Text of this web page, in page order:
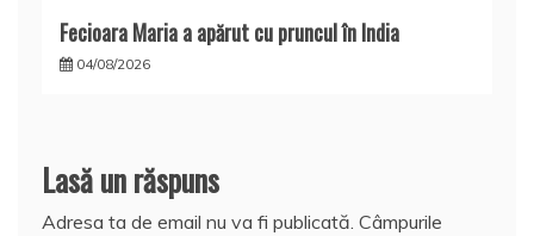
Fecioara Maria a apărut cu pruncul în India
04/08/2026
Lasă un răspuns
Adresa ta de email nu va fi publicată. Câmpurile